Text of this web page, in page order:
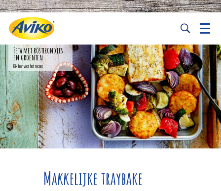
Feta met röstirondjes
en groenten
Klik hier voor het recept
Makkelijke traybake